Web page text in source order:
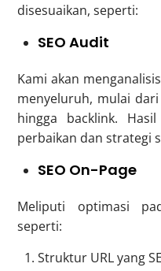
disesuaikan, seperti:
SEO Audit
Kami akan
menyeluruh, mulai
hingga backlink.
perbaikan dan strategi
SEO On-Page
Meliputi optimasi
seperti:
Struktur URL yang